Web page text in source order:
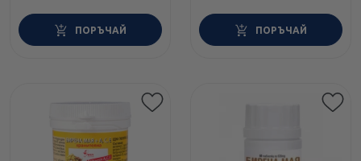
ПОРЪЧАЙ ПОРЪЧАЙ